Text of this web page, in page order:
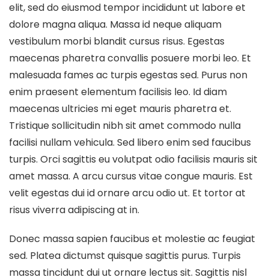
elit, sed do eiusmod tempor incididunt ut labore et
dolore magna aliqua. Massa id neque aliquam
vestibulum morbi blandit cursus risus. Egestas
maecenas pharetra convallis posuere morbi leo. Et
malesuada fames ac turpis egestas sed. Purus non
enim praesent elementum facilisis leo. Id diam
maecenas ultricies mi eget mauris pharetra et.
Tristique sollicitudin nibh sit amet commodo nulla
facilisi nullam vehicula. Sed libero enim sed faucibus
turpis. Orci sagittis eu volutpat odio facilisis mauris sit
amet massa. A arcu cursus vitae congue mauris. Est
velit egestas dui id ornare arcu odio ut. Et tortor at
risus viverra adipiscing at in.
Donec massa sapien faucibus et molestie ac feugiat
sed. Platea dictumst quisque sagittis purus. Turpis
massa tincidunt dui ut ornare lectus sit. Sagittis nisl